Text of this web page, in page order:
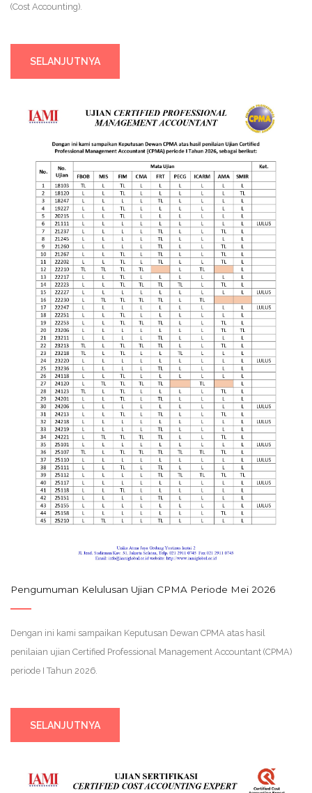
(Cost Accounting).
SELANJUTNYA
Pengumuman Kelulusan Ujian CPMA Periode Mei 2026
Dengan ini kami sampaikan Keputusan Dewan CPMA atas hasil
penilaian ujian Certified Professional Management Accountant (CPMA)
periode I Tahun 2026.
SELANJUTNYA